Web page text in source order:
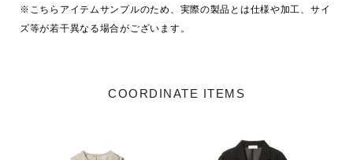
※こちらアイテムサンプルのため、実際の製品とは仕様や加工、サイ
ズ等が若干異なる場合がございます。
COORDINATE ITEMS